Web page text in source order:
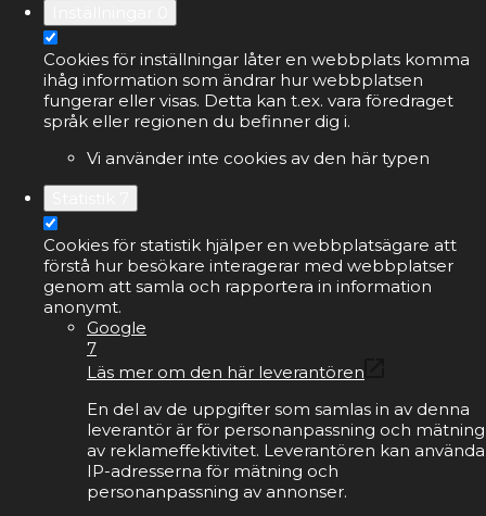
Cookies för inställningar låter en webbplats komma
ihåg information som ändrar hur webbplatsen
fungerar eller visas. Detta kan t.ex. vara föredraget
språk eller regionen du befinner dig i.
Vi använder inte cookies av den här typen
Cookies för statistik hjälper en webbplatsägare att
förstå hur besökare interagerar med webbplatser
genom att samla och rapportera in information
anonymt.
Google
7
Läs mer om den här leverantören
En del av de uppgifter som samlas in av denna
leverantör är för personanpassning och mätning
av reklameffektivitet. Leverantören kan använda
IP-adresserna för mätning och
personanpassning av annonser.